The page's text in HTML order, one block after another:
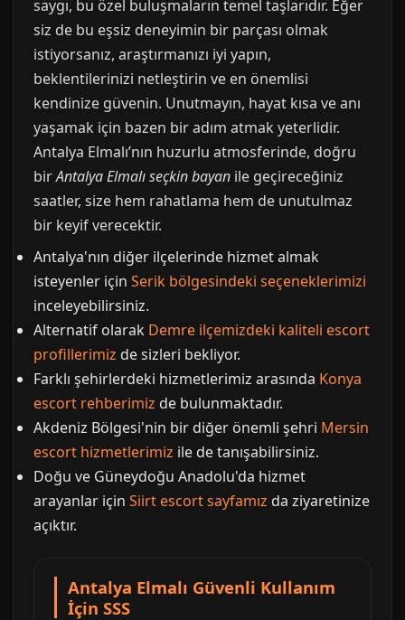
saygı, bu özel buluşmaların temel taşlarıdır. Eğer
siz de bu eşsiz deneyimin bir parçası olmak
istiyorsanız, araştırmanızı iyi yapın,
beklentilerinizi netleştirin ve en önemlisi
kendinize güvenin. Unutmayın, hayat kısa ve anı
yaşamak için bazen bir adım atmak yeterlidir.
Antalya Elmalı’nın huzurlu atmosferinde, doğru
birAntalya Elmalı seçkin bayan ile geçireceğiniz
saatler, size hem rahatlama hem de unutulmaz
bir keyif verecektir.
Antalya'nın diğer ilçelerinde hizmet almak
isteyenler için Serik bölgesindeki seçeneklerimizi
inceleyebilirsiniz.
Alternatif olarak Demre ilçemizdeki kaliteli escort
profillerimiz de sizleri bekliyor.
Farklı şehirlerdeki hizmetlerimiz arasında Konya
escort rehberimiz de bulunmaktadır.
Akdeniz Bölgesi'nin bir diğer önemli şehri Mersin
escort hizmetlerimiz ile de tanışabilirsiniz.
Doğu ve Güneydoğu Anadolu'da hizmet
arayanlar için Siirt escort sayfamız da ziyaretinize
açıktır.
Antalya Elmalı Güvenli Kullanım
İçin SSS